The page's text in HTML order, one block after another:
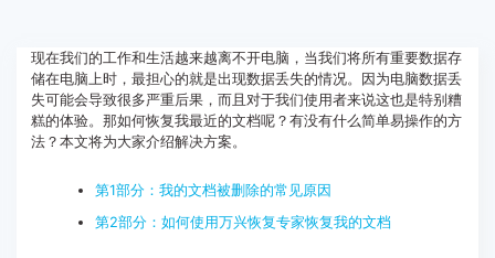
客服热线：4000-300624
现在我们的工作和生活越来越离不开电脑，当我们将所有重要数据存
储在电脑上时，最担心的就是出现数据丢失的情况。因为电脑数据丢
失可能会导致很多严重后果，而且对于我们使用者来说这也是特别糟
糕的体验。那如何恢复我最近的文档呢？有没有什么简单易操作的方
法？本文将为大家介绍解决方案。
第1部分：我的文档被删除的常见原因
第2部分：如何使用万兴恢复专家恢复我的文档